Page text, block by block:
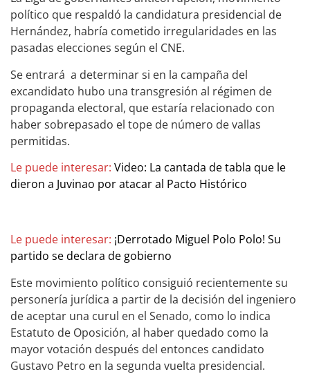
político que respaldó la candidatura presidencial de
Hernández, habría cometido irregularidades en las
pasadas elecciones según el CNE.
Se entrará a determinar si en la campaña del
excandidato hubo una transgresión al régimen de
propaganda electoral, que estaría relacionado con
haber sobrepasado el tope de número de vallas
permitidas.
Le puede interesar: Video: La cantada de tabla que le
dieron a Juvinao por atacar al Pacto Histórico
Le puede interesar: ¡Derrotado Miguel Polo Polo! Su
partido se declara de gobierno
Este movimiento político consiguió recientemente su
personería jurídica a partir de la decisión del ingeniero
de aceptar una curul en el Senado, como lo indica
Estatuto de Oposición, al haber quedado como la
mayor votación después del entonces candidato
Gustavo Petro en la segunda vuelta presidencial.